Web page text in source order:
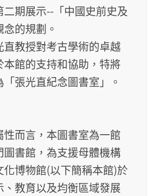
期展示--「中國史前史及
的規劃。
教授對考古學術的卓越
館的支持和協助，特將
張光直紀念圖書室」。
而言，本圖書室為一館
書館，為支援母體機構
博物館(以下簡稱本館)於
教育以及均衡區域發展